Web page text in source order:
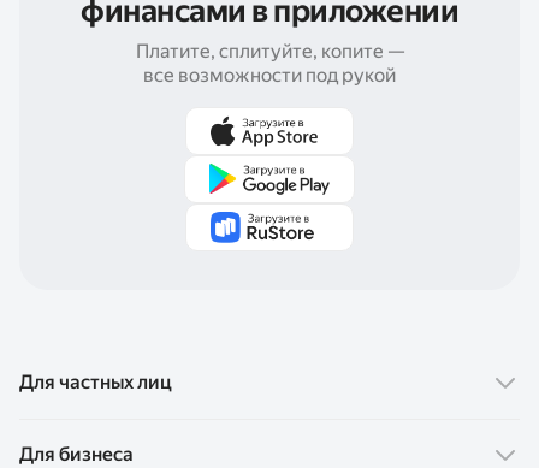
финансами в приложении
Платите, сплитуйте, копите —
все возможности под рукой
Для частных лиц
Финансовые продукты
Для бизнеса